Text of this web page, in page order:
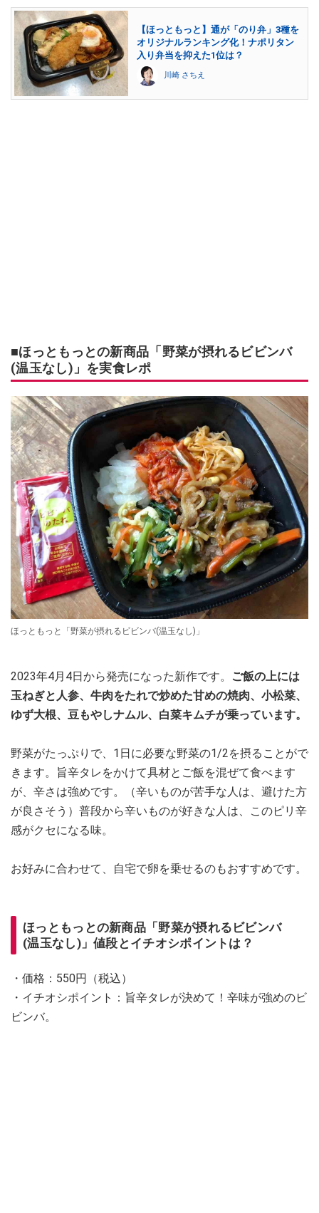
【ほっともっと】通が「のり弁」3種を
オリジナルランキング化！ナポリタン
入り弁当を抑えた1位は？
川崎 さちえ
■ほっともっとの新商品「野菜が摂れるビビンバ
(温玉なし)」を実食レポ
ほっともっと「野菜が摂れるビビンバ(温玉なし)」
2023年4月4日から発売になった新作です。
ご飯の上には
玉ねぎと人参、牛肉をたれで炒めた甘めの焼肉、小松菜、
ゆず大根、豆もやしナムル、白菜キムチが乗っています。
野菜がたっぷりで、1日に必要な野菜の1/2を摂ることがで
きます。旨辛タレをかけて具材とご飯を混ぜて食べます
が、辛さは強めです。（辛いものが苦手な人は、避けた方
が良さそう）普段から辛いものが好きな人は、このピリ辛
感がクセになる味。
お好みに合わせて、自宅で卵を乗せるのもおすすめです。
ほっともっとの新商品「野菜が摂れるビビンバ
(温玉なし)」値段とイチオシポイントは？
・価格：550円（税込）
・イチオシポイント：旨辛タレが決めて！辛味が強めのビ
ビンバ。